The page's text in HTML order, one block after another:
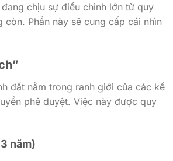
chịu sự điều chỉnh lớn từ quy
Phần này sẽ cung cấp cái nhìn
đất nằm trong ranh giới của các kế
phê duyệt. Việc này được quy
năm)